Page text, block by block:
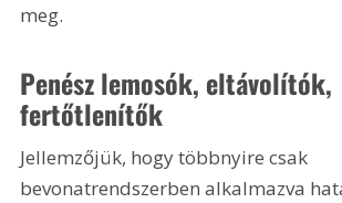
meg.
Penész lemosók, eltávolítók,
fertőtlenítők
Jellemzőjük, hogy többnyire csak
bevonatrendszerben alkalmazva